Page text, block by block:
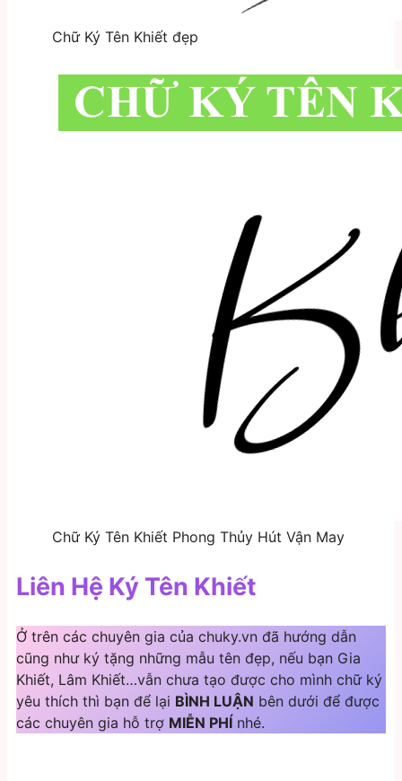
Chữ Ký Tên Khiết đẹp
Chữ Ký Tên Khiết Phong Thủy Hút Vận May
Liên Hệ Ký Tên Khiết
Ở trên các chuyên gia của chuky.vn đã hướng dẫn
cũng như ký tặng những mẫu tên đẹp, nếu bạn Gia
Khiết, Lâm Khiết…vẫn chưa tạo được cho mình chữ ký
yêu thích thì bạn để lại BÌNH LUẬN bên dưới để được
các chuyên gia hỗ trợ MIỄN PHÍ nhé.